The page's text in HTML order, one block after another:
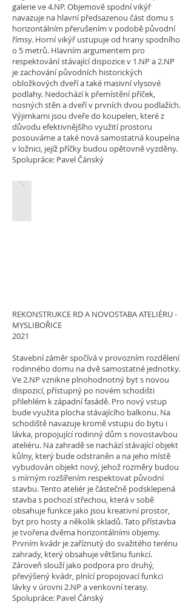
galerie ve 4.NP. Objemově spodní vikýř
navazuje na hlavní předsazenou část domu s
horizontálním přerušením v podobě původní
římsy. Horní vikýř ustupuje od hrany spodního
o 5 metrů. Hlavním argumentem pro
respektování stávající dispozice v 1.NP a 2.NP
je zachování původních historických
obložkových dveří a také masivní vlysové
podlahy. Nedochází k přemístění příček,
nosných stěn a dveří v prvních dvou podlažích.
Výjimkami jsou dveře do koupelen, které z
důvodu efektivnějšího využití prostoru
posouváme a také nová samostatná koupelna
v ložnici, jejíž příčky budou opětovně vyzděny.
Spolupráce: Pavel Čánský
REKONSTRUKCE RD A NOVOSTABA ATELIÉRU -
MYSLIBOŘICE
2021
Stavební záměr spočívá v provozním rozdělení
rodinného domu na dvě samostatné jednotky.
Ve 2.NP vznikne plnohodnotný byt s novou
dispozicí, přístupný po novém schodišti
přilehlém k západní fasádě. Pro nový vstup
bude využita plocha stávajícího balkonu. Na
schodiště navazuje kromě vstupu do bytu i
lávka, propojující rodinný dům s novostavbou
ateliéru. Na zahradě se nachází stávající objekt
kůlny, který bude odstraněn a na jeho místě
vybudován objekt nový, jehož rozměry budou
s mírným rozšířením respektovat původní
stavbu. Tento ateliér je částečně podsklepená
stavba s pochozí střechou, která v sobě
obsahuje funkce jako jsou kreativní prostor,
byt pro hosty a několik skladů. Tato přístavba
je tvořena dvěma horizontálními objemy.
Prvním kvádr je zaříznutý do svažitého terénu
zahrady, který obsahuje většinu funkcí.
Zároveň slouží jako podpora pro druhý,
převýšený kvádr, plnící propojovací funkci
lávky v úrovni 2.NP a venkovní terasy.
Spolupráce: Pavel Čánský